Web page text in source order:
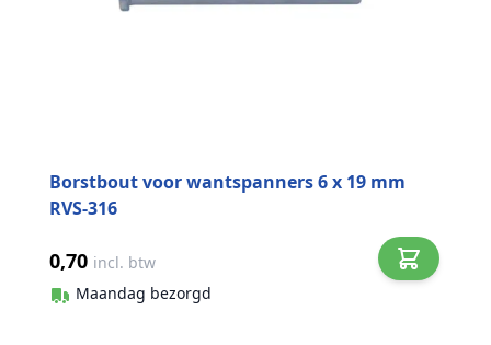
Borstbout voor wantspanners 6 x 19 mm
RVS-316
0,70 incl. btw
Maandag bezorgd